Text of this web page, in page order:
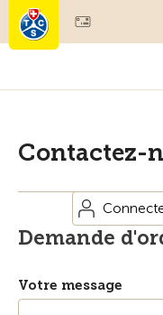
Membres & prestations
Contactez-
Demande
Votre message